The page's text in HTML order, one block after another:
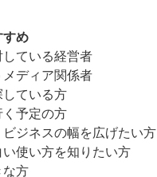
め
している経営者
メディア関係者
している方
く予定の方
ビジネスの幅を広げたい方
い使い方を知りたい方
な方